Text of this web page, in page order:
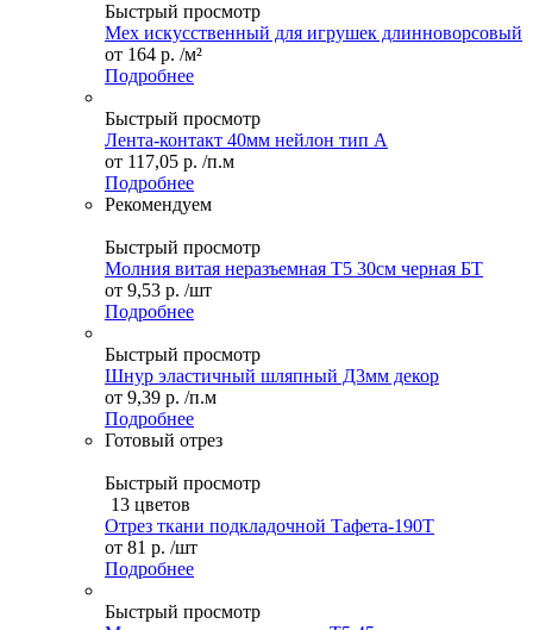
Быстрый просмотр
Мех искусственный для игрушек длинноворсовый
от 164 р. /м²
Подробнее
Быстрый просмотр
Лента-контакт 40мм нейлон тип А
от 117,05 р. /п.м
Подробнее
Рекомендуем
Быстрый просмотр
Молния витая неразъемная Т5 30см черная БТ
от 9,53 р. /шт
Подробнее
Быстрый просмотр
Шнур эластичный шляпный Д3мм декор
от 9,39 р. /п.м
Подробнее
Готовый отрез
Быстрый просмотр
13 цветов
Отрез ткани подкладочной Тафета-190Т
от 81 р. /шт
Подробнее
Быстрый просмотр